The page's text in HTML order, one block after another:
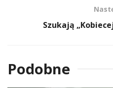
Szukają
Podobne